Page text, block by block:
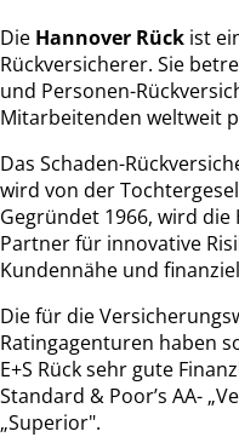
Die Hannover Rück ist
Rückversicherer. Sie
und Personen-
Mitarbeitenden weltweit
Das Schaden-
wird von der
Gegründet 1966, wird
Partner für innovative
Kundennähe und
Die für die
Ratingagenturen haben
E+S Rück sehr gute
Standard & Poor’s AA-
„Superior".